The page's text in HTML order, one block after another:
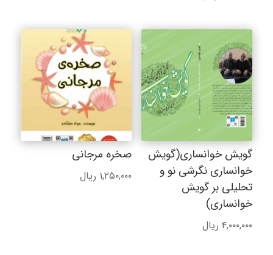
گویش خوانساری(گویش
خوانساری نگرشی نو و
تحلیلی بر گویش
خوانساری)
۴,۰۰۰,۰۰۰ ریال
صخره مرجانی
۱,۲۵۰,۰۰۰ ریال